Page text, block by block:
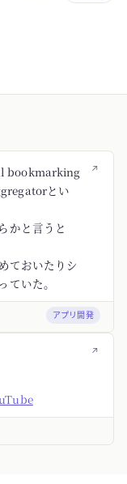
↗
bookmarking
とい
かと言うと
ておいたりシ
ていた。
アプリ開発
↗